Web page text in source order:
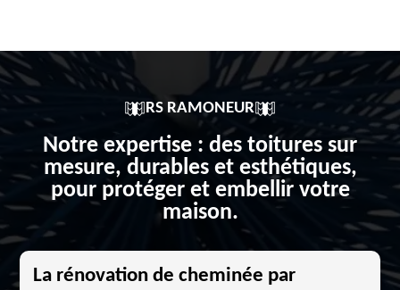
RS RAMONEUR
Notre expertise : des toitures sur
mesure, durables et esthétiques,
pour protéger et embellir votre
maison.
La rénovation de cheminée par